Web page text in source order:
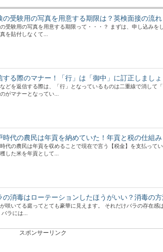
の受験用の写真を用意する期限は？英検面接の流れ
受験用の写真を用意する期限って・・・？ まずは、申し込みを
を貼付しなくて...
する際のマナー！「行」は「御中」に訂正しましょ
どを返信する際は、「行」となっているものは二重線で消して
がマナーとなってい...
時代の農民は年貢を納めていた！年貢と税の仕組み
代の農民は年貢を収めることで現在で言う【税金】を支払って
した米を年貢として...
の消毒はローテーションしたほうがいい？消毒の
咲いてる庭ってとても豪華に見えます。 それだけバラの存在感
ラには...
スポンサーリンク